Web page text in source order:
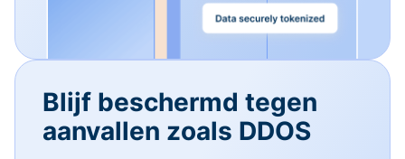
Blijf beschermd tegen
aanvallen zoals DDOS